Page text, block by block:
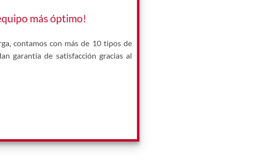
más óptimo!
contamos con más de 10 tipos de
garantía de satisfacción gracias al